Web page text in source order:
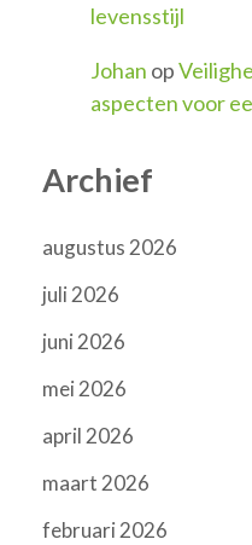
levensstijl
Johan op
aspecten voor
Archief
augustus 2026
juli 2026
juni 2026
mei 2026
april 2026
maart 2026
februari 2026